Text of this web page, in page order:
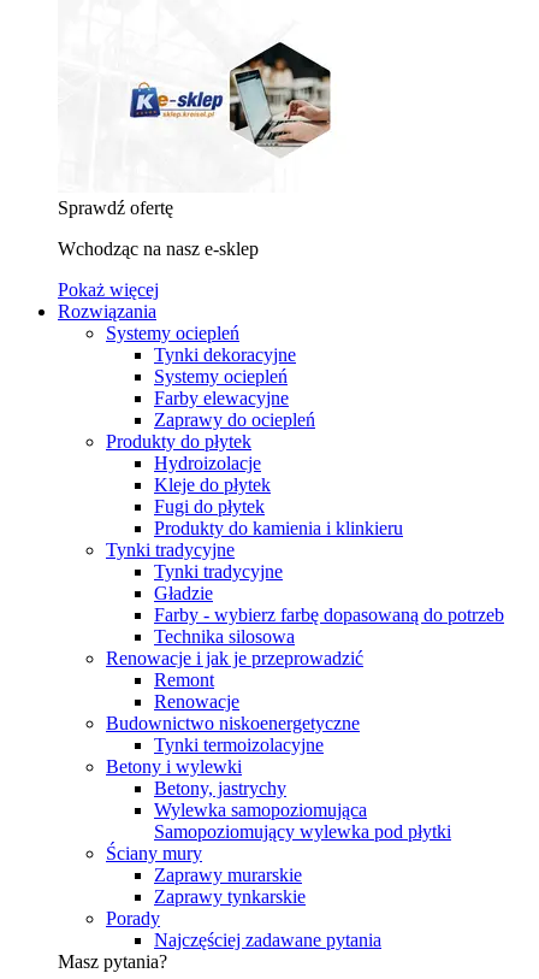
Sprawdź ofertę
Wchodząc na nasz e-sklep
Pokaż więcej
Rozwiązania
Systemy ociepleń
Tynki dekoracyjne
Systemy ociepleń
Farby elewacyjne
Zaprawy do ociepleń
Produkty do płytek
Hydroizolacje
Kleje do płytek
Fugi do płytek
Produkty do kamienia i klinkieru
Tynki tradycyjne
Tynki tradycyjne
Gładzie
Farby - wybierz farbę dopasowaną do potrzeb
Technika silosowa
Renowacje i jak je przeprowadzić
Remont
Renowacje
Budownictwo niskoenergetyczne
Tynki termoizolacyjne
Betony i wylewki
Betony, jastrychy
Wylewka samopoziomująca
Samopoziomujący wylewka pod płytki
Ściany mury
Zaprawy murarskie
Zaprawy tynkarskie
Porady
Najczęściej zadawane pytania
Masz pytania?